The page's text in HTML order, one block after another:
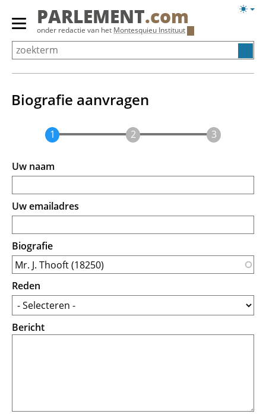
Overslaan
Primair
menu
tonen/verbergen
PARLEMENT.com
onder redactie van het Montesquieu Instituut
Biografie aanvragen
Uw naam
Uw emailadres
Biografie
Reden
Bericht